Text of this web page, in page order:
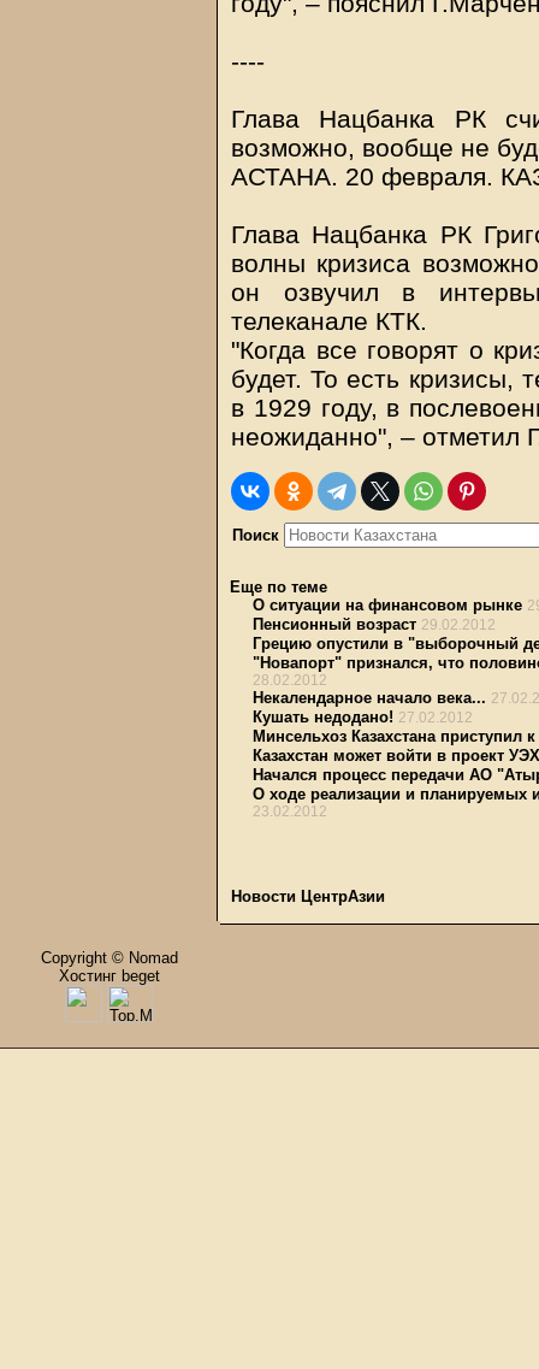
----
Глава Нацбанка РК
возможно, вообще не
АСТАНА. 20 февраля.
Глава Нацбанка РК
волны кризиса
он озвучил в
телеканале КТК.
"Когда все говорят о
будет. То есть кризисы,
в 1929 году, в
неожиданно", – отметил
Поиск
Еще по теме
О ситуации на финансовом рынке
Пенсионный возраст 29.02.2012
Грецию опустили в "выборочный
"Новапорт" признался, что
28.02.2012
Некалендарное начало века...
Кушать недодано! 27.02.2012
Минсельхоз Казахстана
Казахстан может войти в проект
Начался процесс передачи АО
О ходе реализации и планируемых
23.02.2012
Новости ЦентрАзии
Copyright © Nomad
Хостинг beget